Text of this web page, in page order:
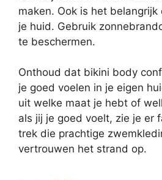
maken. Ook is het
je huid. Gebruik
te beschermen.
Onthoud dat bikini body
je goed voelen in je eigen
uit welke maat je hebt of
als jij je goed voelt, zie je er
trek die prachtige
vertrouwen het strand op.